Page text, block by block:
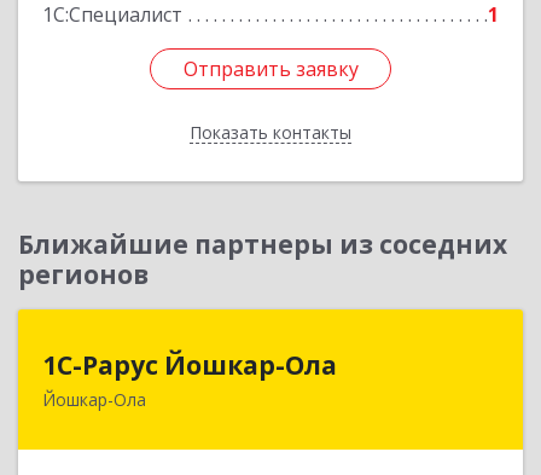
1С:Специалист
1
Отправить заявку
Показать контакты
Отправить заявку
Назад
Ближайшие партнеры из соседних
регионов
1С-Рарус Йошкар-Ола
Йошкар-Ола
424004, Марий Эл Респ, Йошкар-Ола г, Волкова